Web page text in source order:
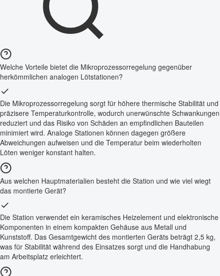
Welche Vorteile bietet die Mikroprozessorregelung gegenüber
herkömmlichen analogen Lötstationen?
Die Mikroprozessorregelung sorgt für höhere thermische Stabilität und
präzisere Temperaturkontrolle, wodurch unerwünschte Schwankungen
reduziert und das Risiko von Schäden an empfindlichen Bauteilen
minimiert wird. Analoge Stationen können dagegen größere
Abweichungen aufweisen und die Temperatur beim wiederholten
Löten weniger konstant halten.
Aus welchen Hauptmaterialien besteht die Station und wie viel wiegt
das montierte Gerät?
Die Station verwendet ein keramisches Heizelement und elektronische
Komponenten in einem kompakten Gehäuse aus Metall und
Kunststoff. Das Gesamtgewicht des montierten Geräts beträgt 2,5 kg,
was für Stabilität während des Einsatzes sorgt und die Handhabung
am Arbeitsplatz erleichtert.